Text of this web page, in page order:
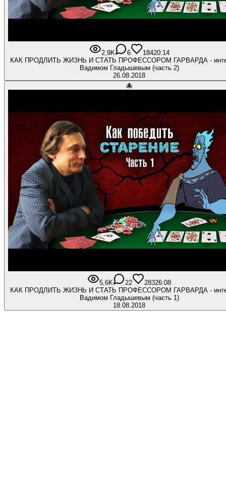
2,9K 6 18420:14
КАК ПРОДЛИТЬ ЖИЗНЬ И СТАТЬ ПРОФЕССОРОМ ГАРВАРДА -
Вадимом Гладышевым (часть 2)
26.08.2018
🐙
5,6K 22 28326:08
КАК ПРОДЛИТЬ ЖИЗНЬ И СТАТЬ ПРОФЕССОРОМ ГАРВАРДА -
Вадимом Гладышевым (часть 1)
18.08.2018